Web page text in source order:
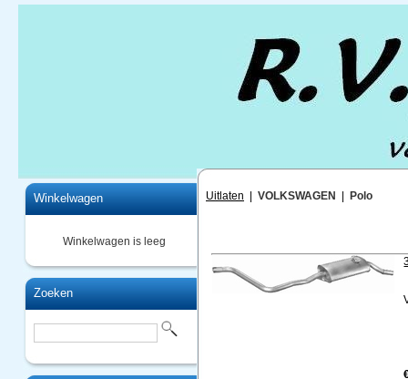
Winkelwagen
Winkelwagen is leeg
Zoeken
Uitlaten VOLKSWAGEN Polo